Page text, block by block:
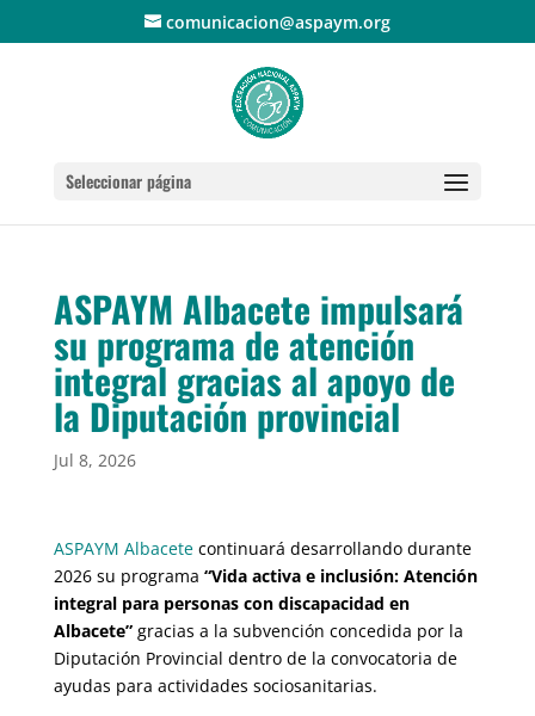
comunicacion@aspaym.org
Seleccionar página
ASPAYM Albacete impulsará
su programa de atención
integral gracias al apoyo de
la Diputación provincial
Jul 8, 2026
ASPAYM Albacetecontinuará desarrollando durante
2026 su programa “Vida activa e inclusión: Atención
integral para personas con discapacidad en
Albacete”gracias a la subvención concedida por la
Diputación Provincial dentro de la convocatoria de
ayudas para actividades sociosanitarias.